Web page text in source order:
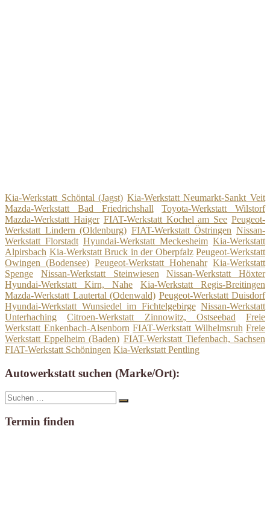
Kia-Werkstatt Schöntal (Jagst) Kia-Werkstatt Neumarkt-Sankt Veit
Mazda-Werkstatt Bad Friedrichshall
Toyota-Werkstatt Wilstorf
Mazda-Werkstatt Haiger FIAT-Werkstatt Kochel am See Peugeot-
Werkstatt Lindern (Oldenburg) FIAT-Werkstatt Östringen Nissan-
Werkstatt Florstadt Hyundai-Werkstatt Meckesheim Kia-Werkstatt
Alpirsbach Kia-Werkstatt Bruck in der Oberpfalz Peugeot-Werkstatt
Owingen (Bodensee) Peugeot-Werkstatt Hohenahr Kia-Werkstatt
Spenge
Nissan-Werkstatt Steinwiesen
Nissan-Werkstatt Höxter
Hyundai-Werkstatt Kirn, Nahe
Kia-Werkstatt Regis-Breitingen
Mazda-Werkstatt Lautertal (Odenwald) Peugeot-Werkstatt Duisdorf
Hyundai-Werkstatt Wunsiedel im Fichtelgebirge Nissan-Werkstatt
Unterhaching
Citroen-Werkstatt Zinnowitz, Ostseebad
Freie
Werkstatt Enkenbach-Alsenborn FIAT-Werkstatt Wilhelmsruh Freie
Werkstatt Eppelheim (Baden) FIAT-Werkstatt Tiefenbach, Sachsen
FIAT-Werkstatt Schöningen Kia-Werkstatt Pentling
Autowerkstatt suchen (Marke/Ort):
Suche
nach:
Suchen
Termin finden